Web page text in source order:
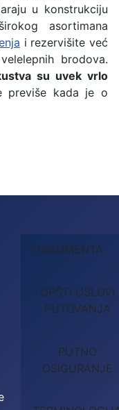
u konstrukciju
asortimana
i rezervišite već
brodova.
su uvek vrlo
previše kada je o
DOKUMENTA
OPŠTI USLOVI
PUTOVANJA
PUTNO
OSIGURANJE